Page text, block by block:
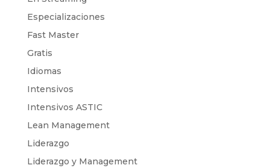
Especializaciones
Fast Master
Gratis
Idiomas
Intensivos
Intensivos ASTIC
Lean Management
Liderazgo
Liderazgo y Management